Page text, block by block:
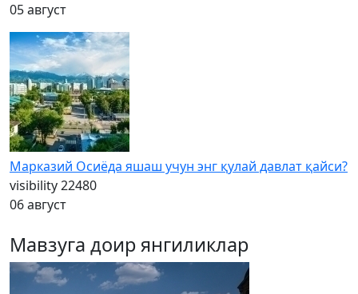
05 август
Марказий Осиёда яшаш учун энг қулай давлат қайси?
visibility22480
06 август
Мавзуга доир янгиликлар